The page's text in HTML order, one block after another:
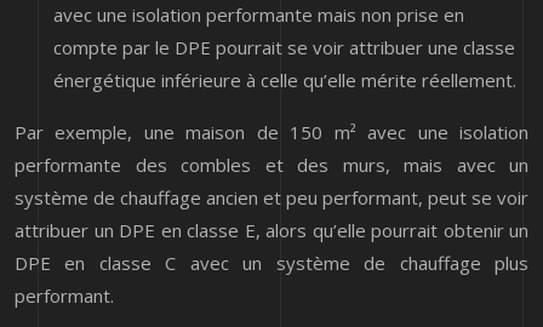
avec une isolation performante mais non prise en
compte par le DPE pourrait se voir attribuer une classe
énergétique inférieure à celle qu’elle mérite réellement.
Par exemple, une maison de 150 m² avec une isolation
performante des combles et des murs, mais avec un
système de chauffage ancien et peu performant, peut se voir
attribuer un DPE en classe E, alors qu’elle pourrait obtenir un
DPE en classe C avec un système de chauffage plus
performant.